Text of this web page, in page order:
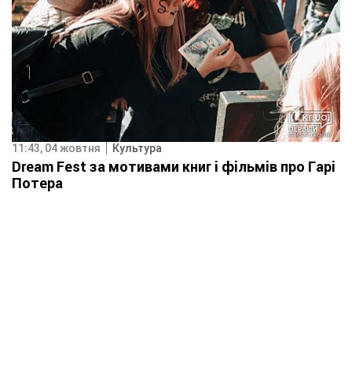
11:43, 04 жовтня Культура
Dream Fest за мотивами книг і фільмів про Гарі
Потера